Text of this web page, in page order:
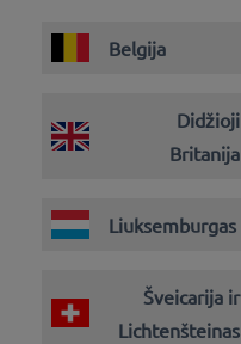
Belgija
Didžioji
Britanija
Liuksemburgas
Šveicarija ir
Lichtenšteinas